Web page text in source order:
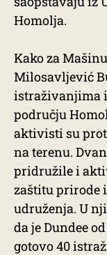
Homolja.
Kako za
Milosavljević
istraživanjima
području
aktivisti su
na terenu.
pridružile i
zaštitu prirode
udruženja. U
da je Dundee
gotovo 40